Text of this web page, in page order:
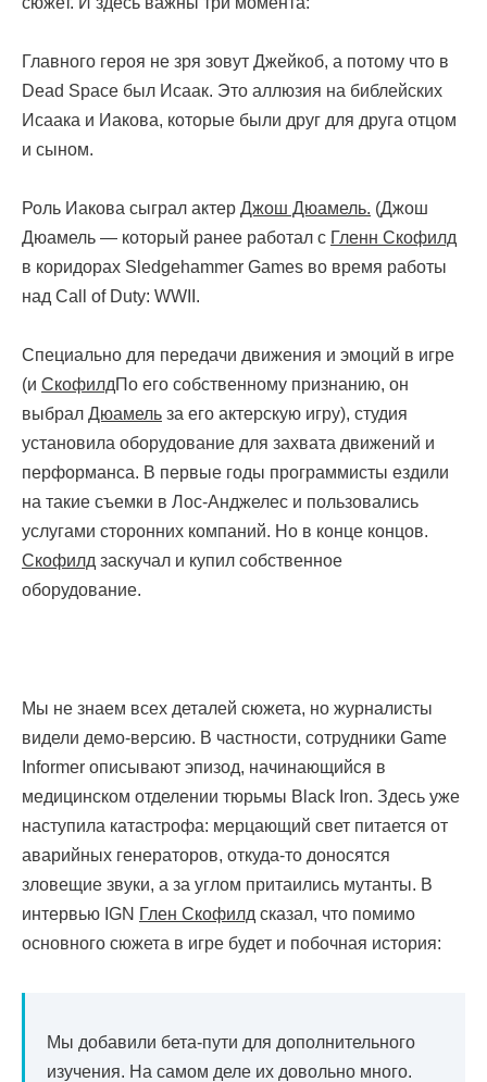
Главного героя не зря зовут Джейкоб, а потому что в
Dead Space был Исаак. Это аллюзия на библейских
Исаака и Иакова, которые были друг для друга отцом
и сыном.
Роль Иакова сыграл актер Джош Дюамель. (Джош
Дюамель — который ранее работал с Гленн Скофилд
в коридорах Sledgehammer Games во время работы
над Call of Duty: WWII.
Специально для передачи движения и эмоций в игре
(и СкофилдПо его собственному признанию, он
выбрал Дюамель за его актерскую игру), студия
установила оборудование для захвата движений и
перформанса. В первые годы программисты ездили
на такие съемки в Лос-Анджелес и пользовались
услугами сторонних компаний. Но в конце концов.
Скофилд заскучал и купил собственное
оборудование.
Мы не знаем всех деталей сюжета, но журналисты
видели демо-версию. В частности, сотрудники Game
Informer описывают эпизод, начинающийся в
медицинском отделении тюрьмы Black Iron. Здесь уже
наступила катастрофа: мерцающий свет питается от
аварийных генераторов, откуда-то доносятся
зловещие звуки, а за углом притаились мутанты. В
интервью IGN Глен Скофилд сказал, что помимо
основного сюжета в игре будет и побочная история:
Мы добавили бета-пути для дополнительного
изучения. На самом деле их довольно много.